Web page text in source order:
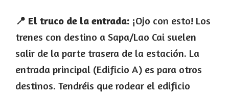
📍 El truco de la entrada: ¡Ojo con esto! Los
trenes con destino a Sapa/Lao Cai suelen
salir de la parte trasera de la estación. La
entrada principal (Edificio A) es para otros
destinos. Tendréis que rodear el edificio